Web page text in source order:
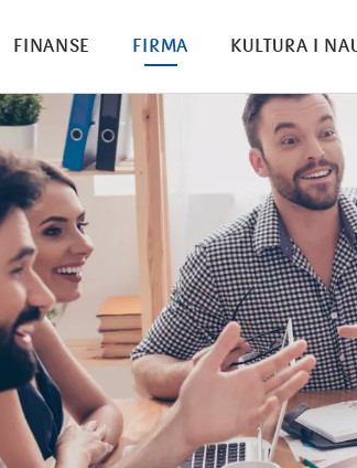
FINANSE FIRMA KULTURA I